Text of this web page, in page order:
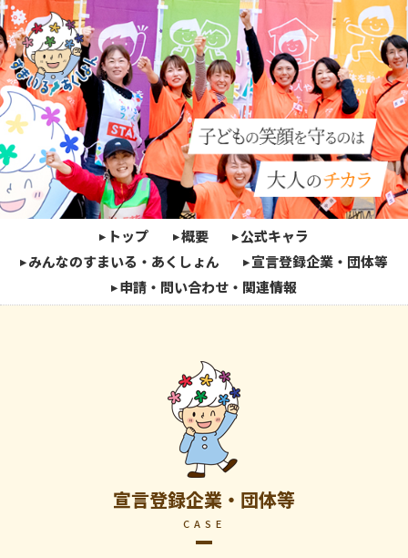
トップ 概要
公式キャラ
みんなのすまいる・あくしょん
宣言登録企業・団体等
申請・問い合わせ・関連情報
宣言登録企業・団体等
CASE